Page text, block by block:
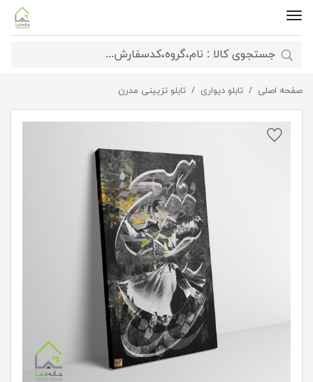
صفحه اصلی تابلو دیواری تابلو تزیینی مدرن
تابلو بوم نقاشیخط هنری مدرن ایرانی مدل 2920